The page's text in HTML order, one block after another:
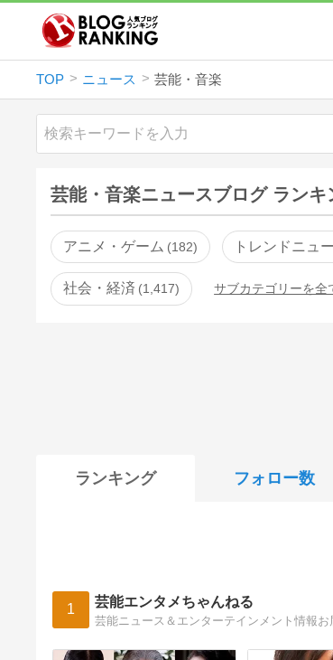
TOP ニュース 芸能・音楽
芸能・音楽ニュースブログ ランキ
アニメ・ゲーム 182 トレンドニュ
社会・経済 1,417 サブカテゴリーを
ランキング フォロー数
1 芸能エンタメちゃんねる
芸能ニュース＆エンターテインメント情報